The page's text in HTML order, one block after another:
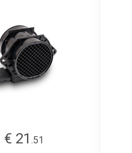
€ 21 .51